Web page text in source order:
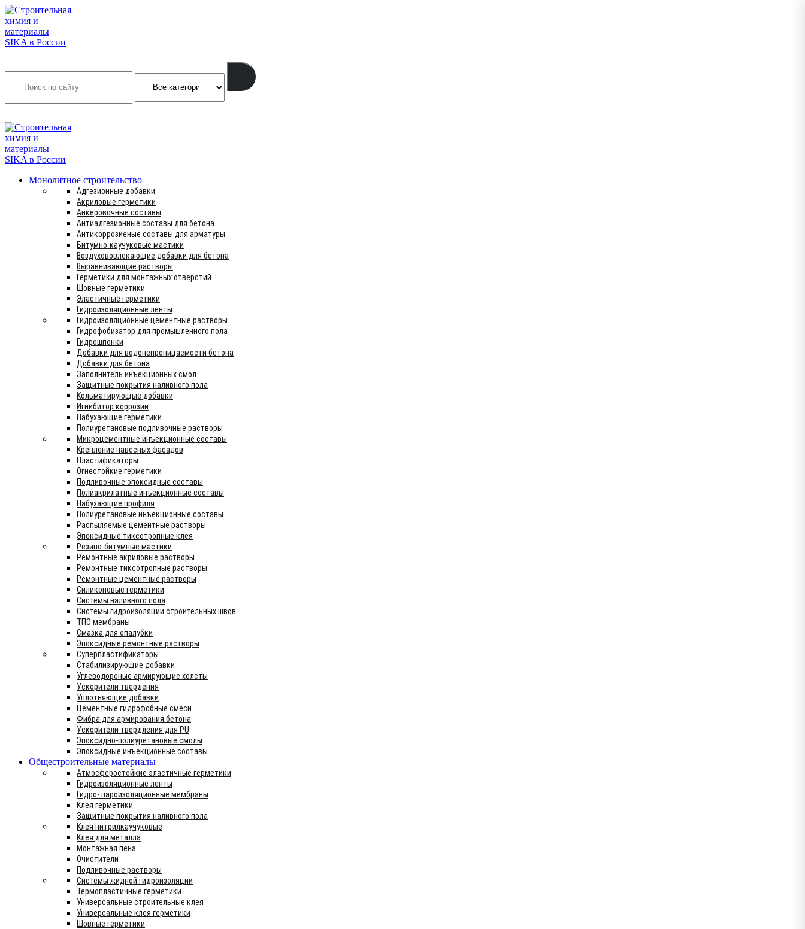
Монолитное строительство
Адгезионные добавки
Акриловые герметики
Анкеровочные составы
Антиадгезионные составы для бетона
Антикоррозиеные составы для арматуры
Битумно-каучуковые мастики
Воздухововлекающие добавки для бетона
Выравнивающие растворы
Герметики для монтажных отверстий
Шовные герметики
Эластичные герметики
Гидроизоляционные ленты
Гидроизоляционные цементные растворы
Гидрофобизатор для промышленного пола
Гидрошпонки
Добавки для водонепроницаемости бетона
Добавки для бетона
Заполнитель инъекционных смол
Защитные покрытия наливного пола
Кольматирующые добавки
Игнибитор коррозии
Набухающие герметики
Полиуретановые подливочные растворы
Микроцементные инъекционные составы
Крепление навесных фасадов
Пластификаторы
Огнестойкие герметики
Подливочные эпоксидные составы
Полиакрилатные инъекционные составы
Набухающие профиля
Полиуретановые инъекционные составы
Распыляемые цементные растворы
Эпоксидные тиксотропные клея
Резино-битумные мастики
Ремонтные акриловые растворы
Ремонтные тиксотропные растворы
Ремонтные цементные растворы
Силиконовые герметики
Системы наливного пола
Системы гидроизоляции строительных швов
ТПО мембраны
Смазка для опалубки
Эпоксидные ремонтные растворы
Суперпластификаторы
Стабилизирующие добавки
Углеводороные армирующие холсты
Ускорители твердения
Уплотняющие добавки
Цементные гидрофобные смеси
Фибра для армирования бетона
Ускорители твердления для PU
Эпоксидно-полиуретановые смолы
Эпоксидные инъекционные составы
Общестроительные материалы
Атмосферостойкие эластичные герметики
Гидроизоляционные ленты
Гидро- пароизоляционные мембраны
Клея герметики
Защитные покрытия наливного пола
Клея нитрилкаучуковые
Клея для металла
Монтажная пена
Очистители
Подливочные растворы
Системы жидной гидроизоляции
Термопластичные герметики
Универсальные строительные клея
Универсальные клея герметики
Шовные герметики